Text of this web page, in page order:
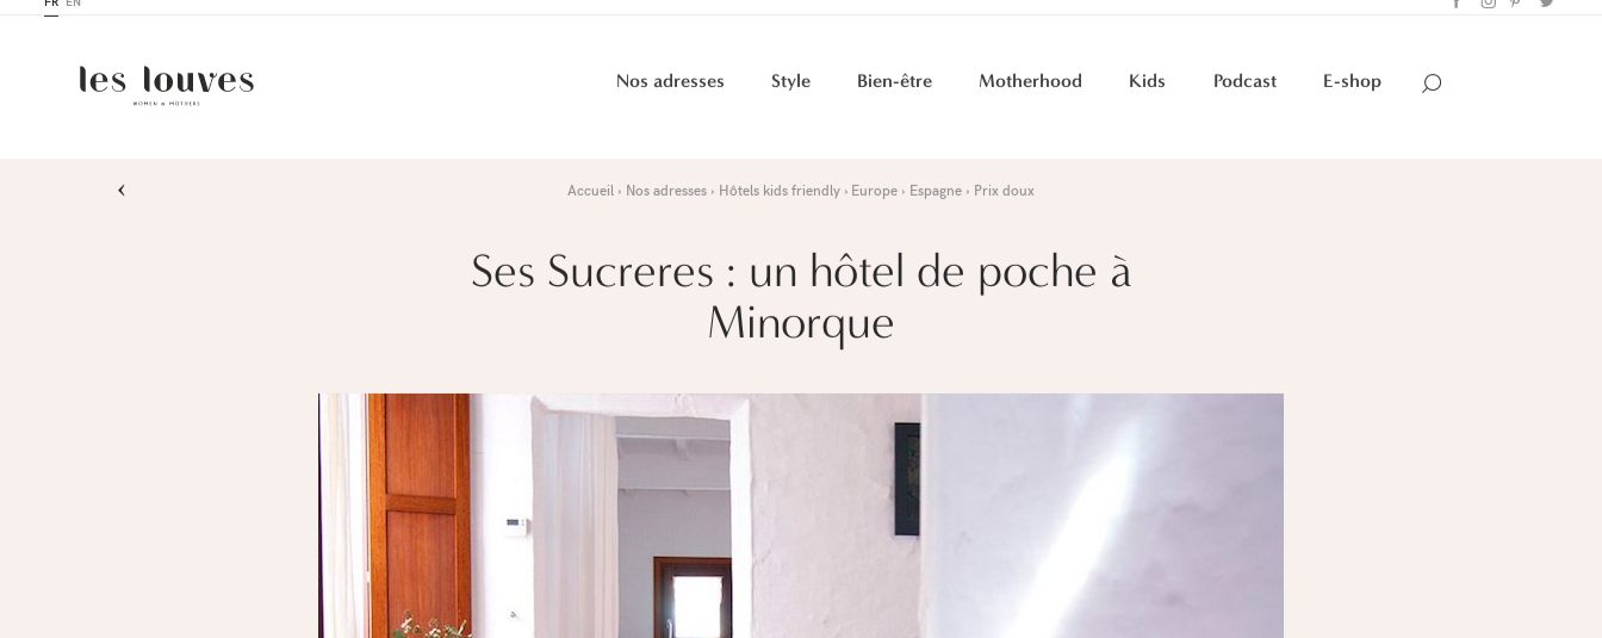
FR
Style E-shop
Ses Sucreres : un hôtel de poche à
Minorque